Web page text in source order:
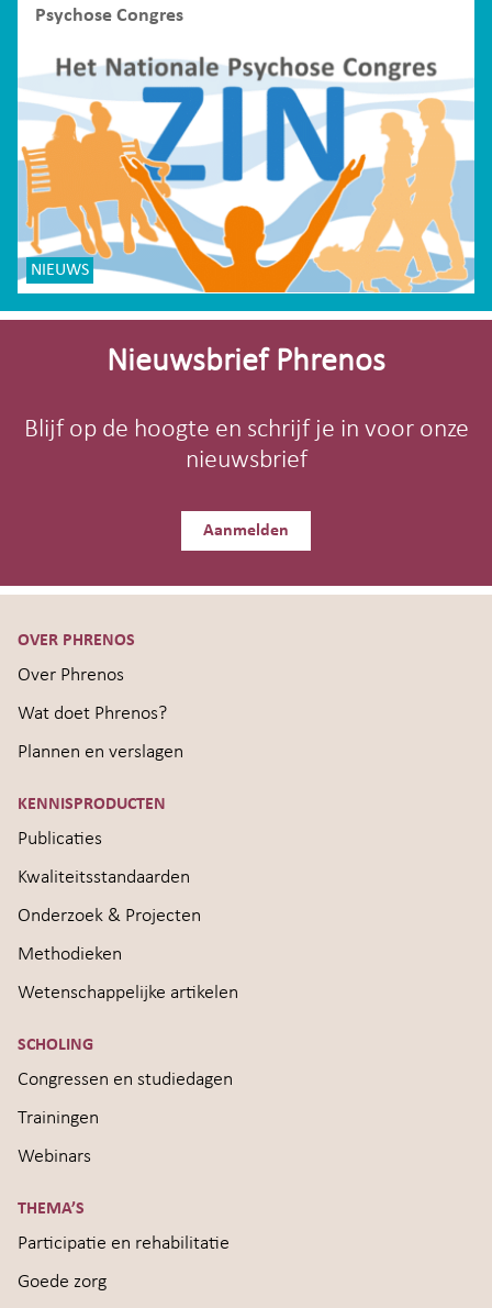
Psychose Congres
NIEUWS
Site-
Nieuwsbrief Phrenos
Blijf op de hoogte en schrijf je in voor onze
nieuwsbrief
Aanmelden
OVER PHRENOS
Over Phrenos
Wat doet Phrenos?
Plannen en verslagen
KENNISPRODUCTEN
Publicaties
Kwaliteitsstandaarden
Onderzoek & Projecten
Methodieken
Wetenschappelijke artikelen
SCHOLING
Congressen en studiedagen
Trainingen
Webinars
THEMA’S
Participatie en rehabilitatie
Goede zorg